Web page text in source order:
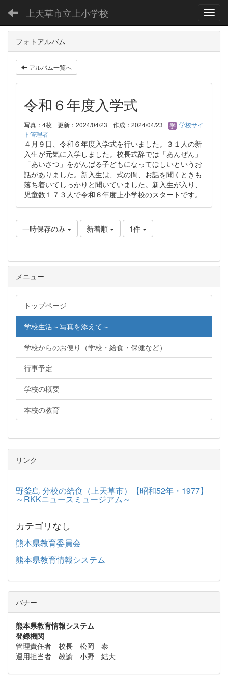
上天草市立上小学校
フォトアルバム
アルバム一覧へ
令和６年度入学式
写真：4枚 更新：2024/04/23 作成：2024/04/23
学校サイ
ト管理者
４月９日、令和６年度入学式を行いました。３１人の新
入生が元気に入学しました。校長式辞では「あんぜん」
「あいさつ」をがんばる子どもになってほしいというお
話がありました。新入生は、式の間、お話を聞くときも
落ち着いてしっかりと聞いていました。新入生が入り、
児童数１７３人で令和６年度上小学校のスタートです。
一時保存のみ 新着順 1件
メニュー
トップページ
学校生活～写真を添えて～
学校からのお便り（学校・給食・保健など）
行事予定
学校の概要
本校の教育
リンク
野釜島 分校の給食（上天草市）【昭和52年・1977】
～RKKニュースミュージアム～
カテゴリなし
熊本県教育委員会
熊本県教育情報システム
バナー
熊本県教育情報システム
登録機関
管理責任者 校長 松岡 泰
運用担当者 教諭 小野 結大